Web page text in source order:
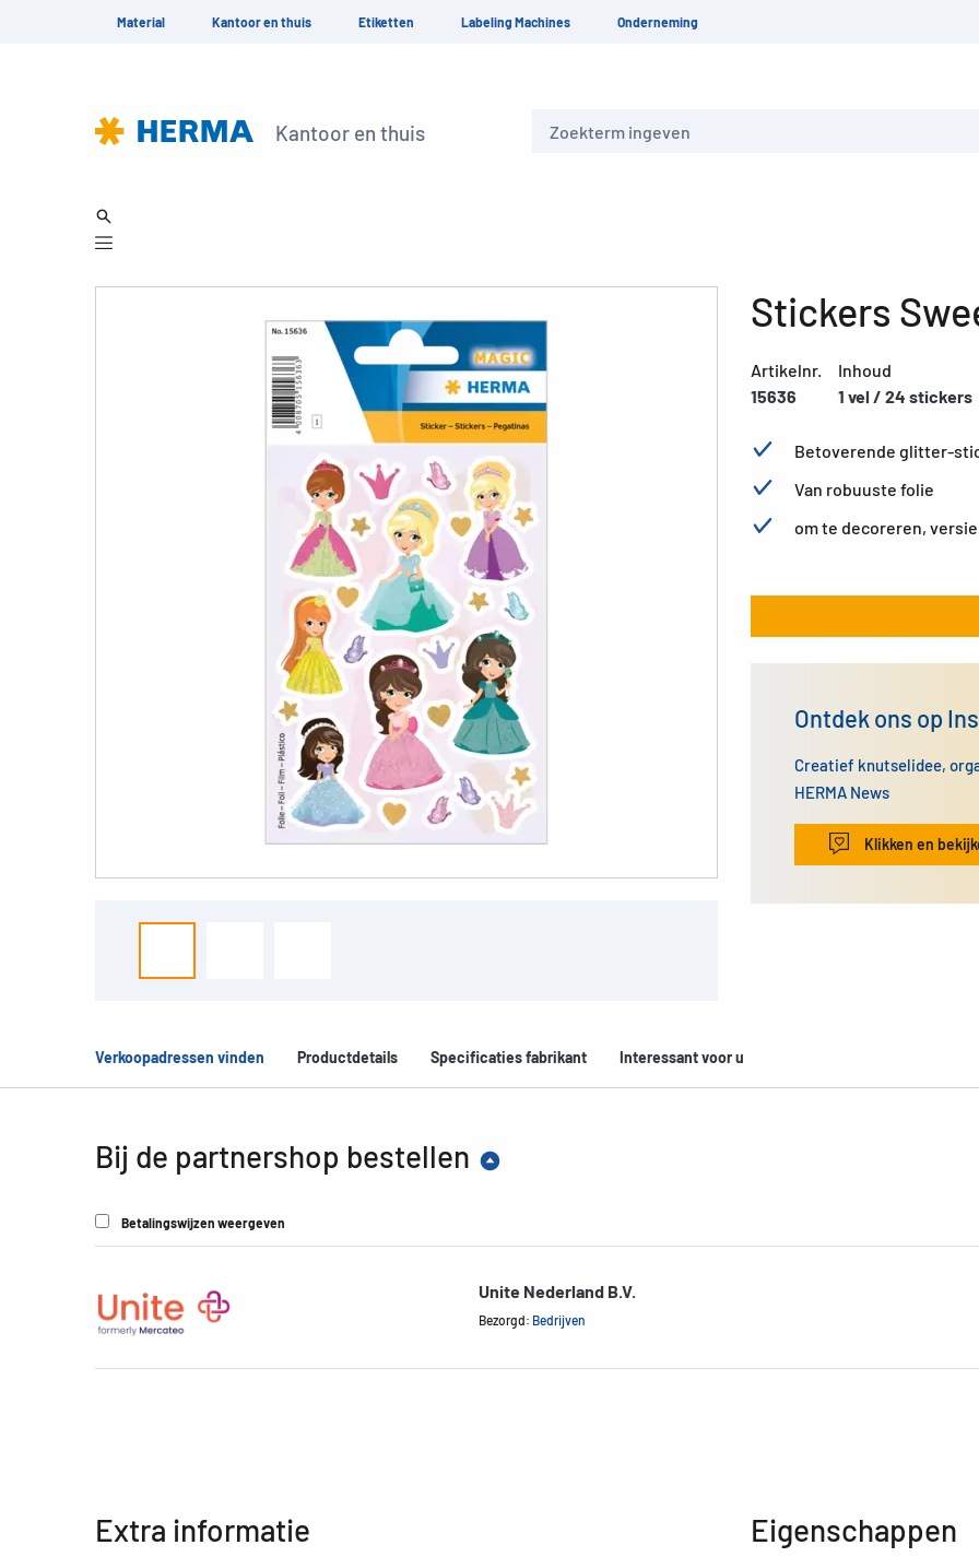
Material Kantoor en thuis Etiketten Labeling Machines Onderneming
Kantoor en thuis
Stickers
Artikelnr.
15636
Inhoud
1 vel / 24 stickers
Betoverende glitter-
Van robuuste folie
om te decoreren,
Ontdek ons op
Creatief knutselidee,
HERMA News
Klikken en
Verkoopadressen vinden Productdetails Specificaties fabrikant Interessant voor u
Bij de partnershop bestellen
Betalingswijzen weergeven
Unite Nederland B.V.
Bezorgd: Bedrijven
Extra informatie Eigenschappen